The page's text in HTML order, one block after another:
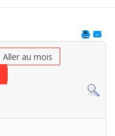
Aller au mois